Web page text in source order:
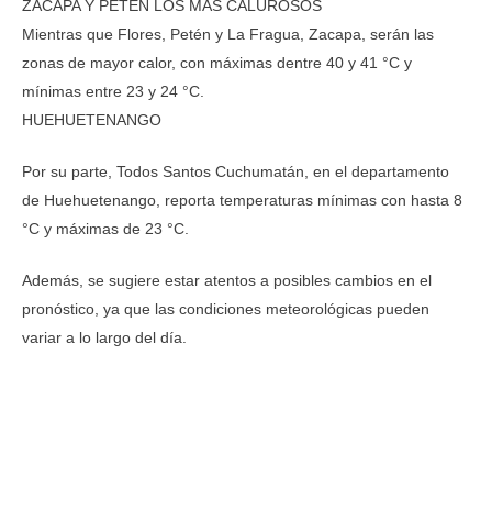
ZACAPA Y PETÉN LOS MÁS CALUROSOS
Mientras que Flores, Petén y La Fragua, Zacapa, serán las
zonas de mayor calor, con máximas dentre 40 y 41 °C y
mínimas entre 23 y 24 °C.
HUEHUETENANGO
Por su parte, Todos Santos Cuchumatán, en el departamento
de Huehuetenango, reporta temperaturas mínimas con hasta 8
°C y máximas de 23 °C.
Además, se sugiere estar atentos a posibles cambios en el
pronóstico, ya que las condiciones meteorológicas pueden
variar a lo largo del día.